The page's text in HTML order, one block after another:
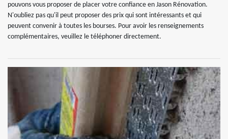
pouvons vous proposer de placer votre confiance en Jason Rénovation.
N'oubliez pas qu'il peut proposer des prix qui sont intéressants et qui
peuvent convenir à toutes les bourses. Pour avoir les renseignements
complémentaires, veuillez le téléphoner directement.